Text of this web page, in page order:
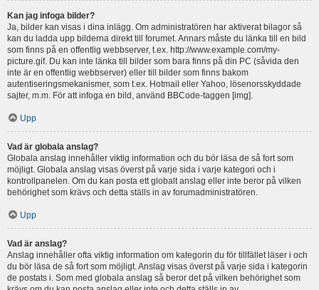
Kan jag infoga bilder?
Ja, bilder kan visas i dina inlägg. Om administratören har aktiverat bilagor så
kan du ladda upp bilderna direkt till forumet. Annars måste du länka till en bild
som finns på en offentlig webbserver, t.ex. http://www.example.com/my-
picture.gif. Du kan inte länka till bilder som bara finns på din PC (såvida den
inte är en offentlig webbserver) eller till bilder som finns bakom
autentiseringsmekanismer, som t.ex. Hotmail eller Yahoo, lösenorsskyddade
sajter, m.m. För att infoga en bild, använd BBCode-taggen [img].
Upp
Vad är globala anslag?
Globala anslag innehåller viktig information och du bör läsa de så fort som
möjligt. Globala anslag visas överst på varje sida i varje kategori och i
kontrollpanelen. Om du kan posta ett globalt anslag eller inte beror på vilken
behörighet som krävs och detta ställs in av forumadministratören.
Upp
Vad är anslag?
Anslag innehåller ofta viktig information om kategorin du för tillfället läser i och
du bör läsa de så fort som möjligt. Anslag visas överst på varje sida i kategorin
de postats i. Som med globala anslag så beror det på vilken behörighet som